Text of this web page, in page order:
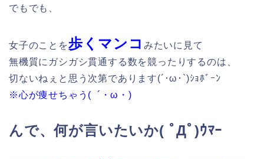
でもでも、
女子のことを歩くマンコ みたいに見て
無機質にガシガシ貫通する数を競ったりするのは、
切ないねぇと思う次第であります(´･ω･`)ｼｮﾎﾞｰﾝ
※心が痩せちゃう( ´・ω・)
んで、何が言いたいか( ﾟДﾟ)ｳﾏｰ